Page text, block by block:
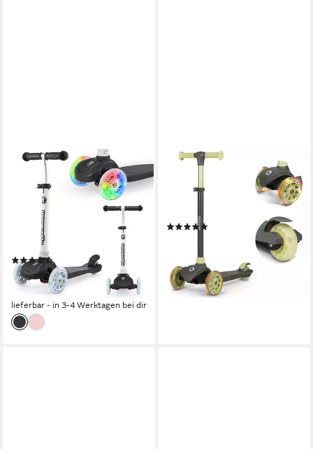
HYPERMOTION
Dreiradscooter Dreirad-Roller
für Kinder von 3 bis 8 Jahren
TRINGO
50,00 kg
max. Benutzergewicht
Reichweite
(31)
36,00 € UVP44,99 €
-20%
lieferbar - in 3-4 Werktagen bei dir
LIONELO
Dreiradscooter JESSY
max. Benutzergewicht
lieferbar - in 2-3 Werktagen bei dir